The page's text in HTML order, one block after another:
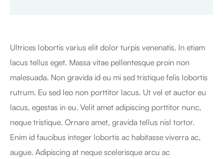
Ultrices lobortis varius elit dolor turpis venenatis. In etiam
lacus tellus eget. Massa vitae pellentesque proin non
malesuada. Non gravida id eu mi sed tristique felis lobortis
rutrum. Eu sed leo non porttitor lacus. Ut vel et auctor eu
lacus, egestas in eu. Velit amet adipiscing porttitor nunc,
neque tristique. Ornare amet, gravida tellus nisl tortor.
Enim id faucibus integer lobortis ac habitasse viverra ac,
augue. Adipiscing at neque scelerisque arcu ac